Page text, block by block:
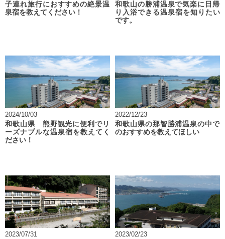
子連れ旅行におすすめの絶景温
泉宿を教えてください！
和歌山の勝浦温泉で気楽に日帰
り入浴できる温泉宿を知りたい
です。
2024/10/03
和歌山県 熊野観光に便利でリ
ーズナブルな温泉宿を教えてく
ださい！
2022/12/23
和歌山県の那智勝浦温泉の中で
のおすすめを教えてほしい
2023/07/31
2023/02/23